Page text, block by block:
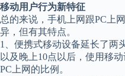
移动用户行为新特征
总的来说，手机上网跟PC上
异，但有其特点。
1、便携式移动设备延长了两
以及晚上10点以后，使用移
PC上网的比例。